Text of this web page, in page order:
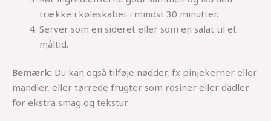
trække i køleskabet i mindst 30 minutter.
Server som en sideret eller som en salat til et
måltid.
Bemærk: Du kan også tilføje nødder, fx pinjekerner eller
mandler, eller tørrede frugter som rosiner eller dadler
for ekstra smag og tekstur.